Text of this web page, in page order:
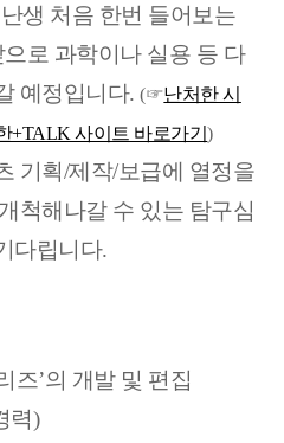
생 처음 한번 들어보는
로 과학이나 실용 등 다
예정입니다.(☞난처한 시
+TALK 사이트 바로가기)
기획/제작/보급에 열정을
개척해나갈 수 있는 탐구심
다립니다.
즈’의 개발 및 편집
력)